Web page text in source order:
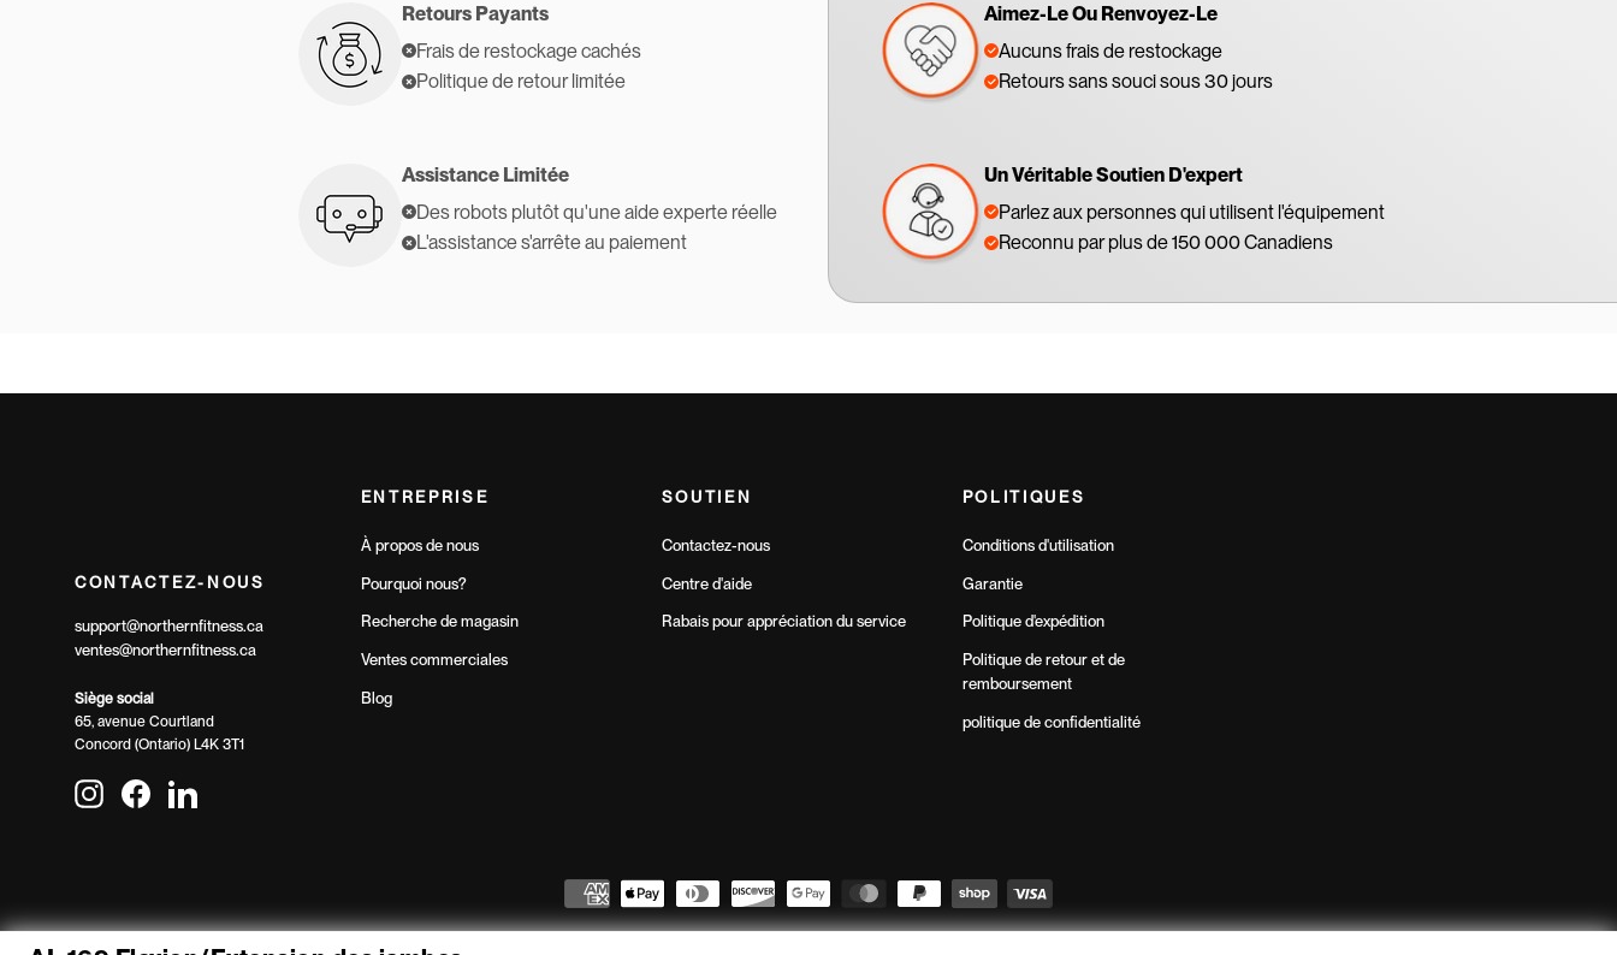
Retours Payants
Frais de restockage cachés
Politique de retour limitée
Aimez-Le Ou Renvoyez-Le
Aucuns frais de restockage
Retours sans souci sous 30 jours
Assistance Limitée
Des robots plutôt qu'une aide experte réelle
L'assistance s'arrête au paiement
Un Véritable Soutien D'expert
Parlez aux personnes qui utilisent l'équipement
Reconnu par plus de 150 000 Canadiens
CONTACTEZ-NOUS
support@northernfitness.ca
ventes@northernfitness.ca
Siège social
65, avenue Courtland
Concord (Ontario) L4K 3T1
InstagramFacebookLinkedIn
ENTREPRISE
À propos de nous
Pourquoi nous?
Recherche de magasin
Ventes commerciales
Blog
SOUTIEN
Contactez-nous
Centre d'aide
Rabais pour appréciation du service
POLITIQUES
Conditions d'utilisation
Garantie
Politique d'expédition
Politique de retour et de
remboursement
politique de confidentialité